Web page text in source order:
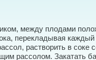
между плодами
перекладывая каждый
растворить в соке
рассолом. Закатать